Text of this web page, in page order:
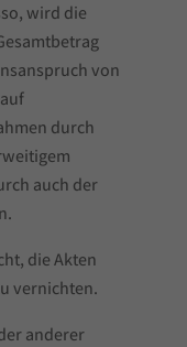
wird die
von
durch
auch der
die Akten
vernichten.
anderer